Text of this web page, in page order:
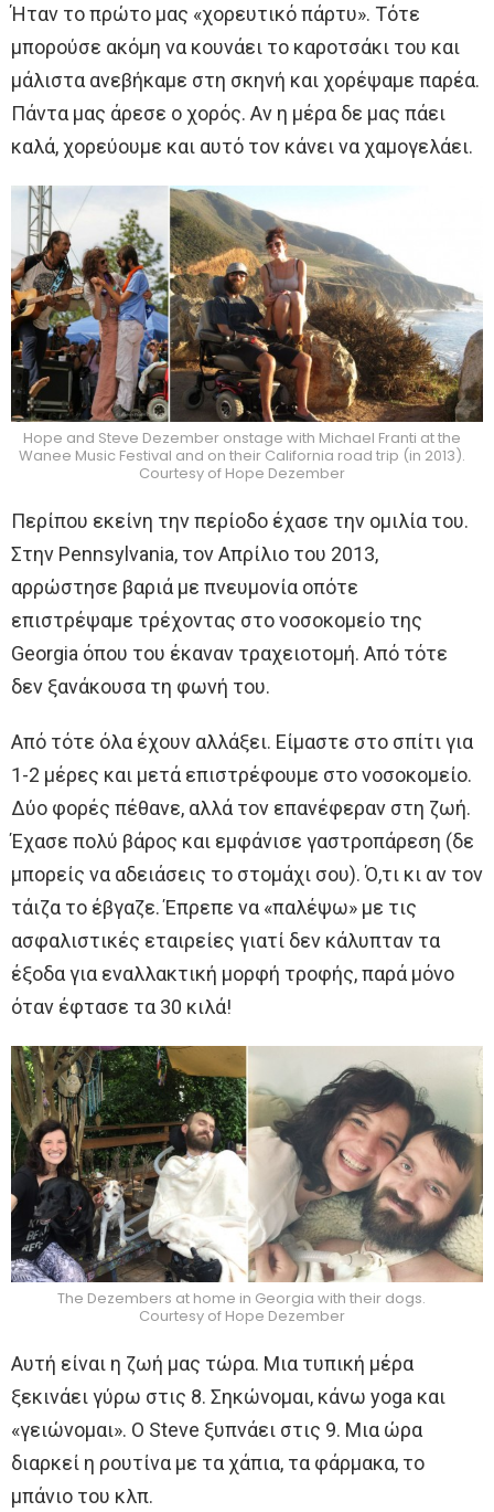
Ήταν το πρώτο μας «χορευτικό πάρτυ». Τότε
μπορούσε ακόμη να κουνάει το καροτσάκι του και
μάλιστα ανεβήκαμε στη σκηνή και χορέψαμε παρέα.
Πάντα μας άρεσε ο χορός. Αν η μέρα δε μας πάει
καλά, χορεύουμε και αυτό τον κάνει να χαμογελάει.
Hope and Steve Dezember onstage with Michael Franti at the
Wanee Music Festival and on their California road trip (in 2013).
Courtesy of Hope Dezember
Περίπου εκείνη την περίοδο έχασε την ομιλία του.
Στην Pennsylvania, τον Απρίλιο του 2013,
αρρώστησε βαριά με πνευμονία οπότε
επιστρέψαμε τρέχοντας στο νοσοκομείο της
Georgia όπου του έκαναν τραχειοτομή. Από τότε
δεν ξανάκουσα τη φωνή του.
Από τότε όλα έχουν αλλάξει. Είμαστε στο σπίτι για
1-2 μέρες και μετά επιστρέφουμε στο νοσοκομείο.
Δύο φορές πέθανε, αλλά τον επανέφεραν στη ζωή.
Έχασε πολύ βάρος και εμφάνισε γαστροπάρεση (δε
μπορείς να αδειάσεις το στομάχι σου). Ό,τι κι αν τον
τάιζα το έβγαζε. Έπρεπε να «παλέψω» με τις
ασφαλιστικές εταιρείες γιατί δεν κάλυπταν τα
έξοδα για εναλλακτική μορφή τροφής, παρά μόνο
όταν έφτασε τα 30 κιλά!
The Dezembers at home in Georgia with their dogs.
Courtesy of Hope Dezember
Αυτή είναι η ζωή μας τώρα. Μια τυπική μέρα
ξεκινάει γύρω στις 8. Σηκώνομαι, κάνω yoga και
«γειώνομαι». Ο Steve ξυπνάει στις 9. Μια ώρα
διαρκεί η ρουτίνα με τα χάπια, τα φάρμακα, το
μπάνιο του κλπ.